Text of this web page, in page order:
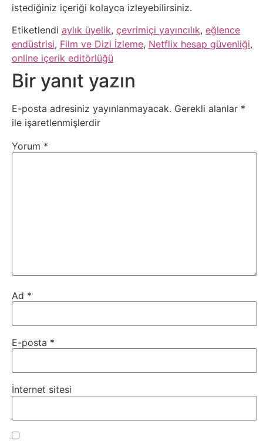
Seo
Sigorta
Sinema
Spor
Tarih
Tv
Twitter
Ürün
Uzay
Web
istediğiniz içeriği kolayca izleyebilirsiniz.
Etiketlendi aylık üyelik, çevrimiçi yayıncılık, eğlence
endüstrisi, Film ve Dizi İzleme, Netflix hesap güvenliği,
online içerik editörlüğü
Bir yanıt yazın
E-posta adresiniz yayınlanmayacak. Gerekli alanlar *
ile işaretlenmişlerdir
Yorum *
Ad *
E-posta *
İnternet sitesi